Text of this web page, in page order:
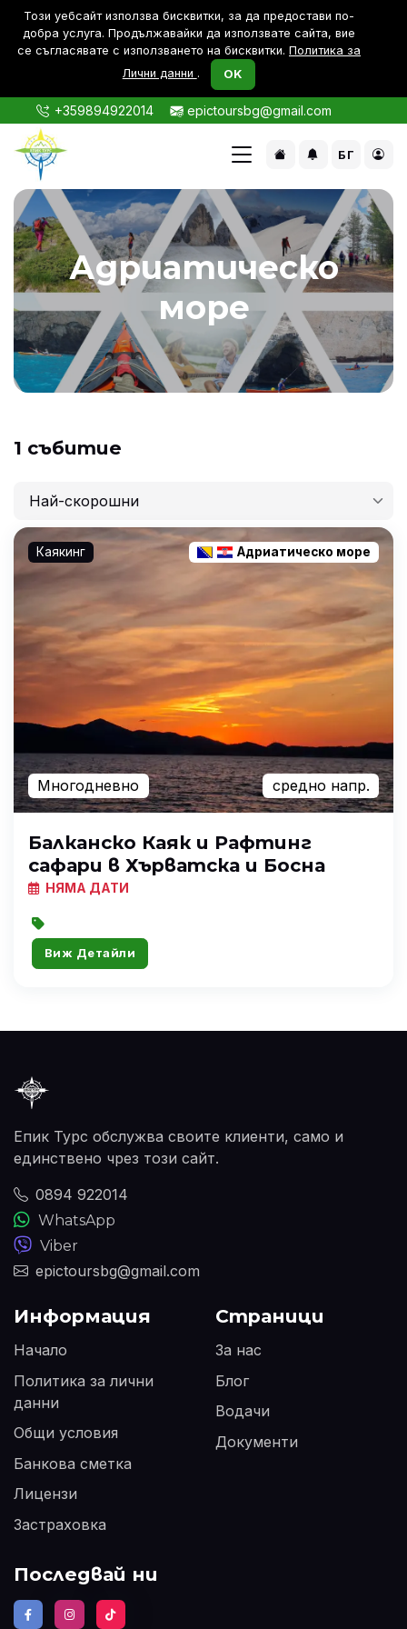
Този уебсайт използва бисквитки, за да предостави по-
дoбра услуга. Продължавайки да използвате сайта, вие
се съгласявате с използването на бисквитки. Политика за
Лични данни . OK
+359894922014 epictoursbg@gmail.com
БГ
Адриатическо
море
1 събитие
Най-скорошни
Най-скорошни
Най-ниска цена
Най-висока цена
Най-продължителни
Каякинг Адриатическо море
Многодневно средно напр.
Балканско Каяк и Рафтинг
сафари в Хърватска и Босна
НЯМА ДАТИ
Виж Детайли
Епик Турс обслужва своите клиенти, само и
единствено чрез този сайт.
0894 922014
WhatsApp
Viber
epictoursbg@gmail.com
Информация
Начало
Политика за лични
данни
Общи условия
Банкова сметка
Лицензи
Застраховка
Страници
За нас
Блог
Водачи
Документи
Последвай ни